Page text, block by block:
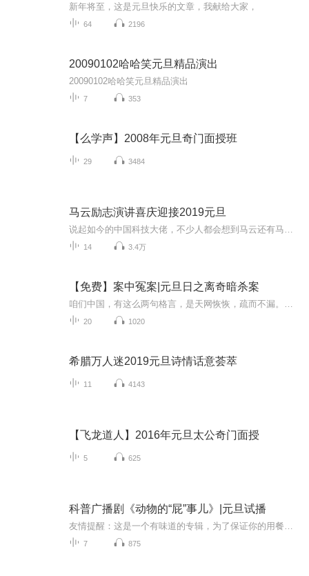
新年将至，这是元旦快乐的文章，我献给大家，
64 2196
20090102哈哈笑元旦精品演出
20090102哈哈笑元旦精品演出
7 353
【么学声】2008年元旦奇门面授班
29 3484
马云励志演讲喜庆迎接2019元旦
14 3.4万
【免费】案中冤案|元旦日之离奇暗杀案
20 1020
希腊万人迷2019元旦诗情话意荟萃
11 4143
【飞龙道人】2016年元旦太公奇门面授
5 625
科普广播剧《动物的“屁”事儿》|元旦试播
7 875